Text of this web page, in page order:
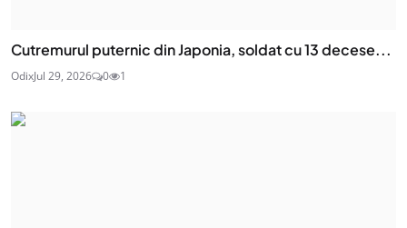
Cutremurul puternic din Japonia, soldat cu 13 decese...
OdixJul 29, 2026 0 1